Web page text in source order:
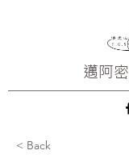
邁阿密
< Back